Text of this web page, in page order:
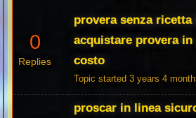
0
Replies
provera senza ricetta
acquistare provera in
costo
Topic started 3 years 4
proscar in linea